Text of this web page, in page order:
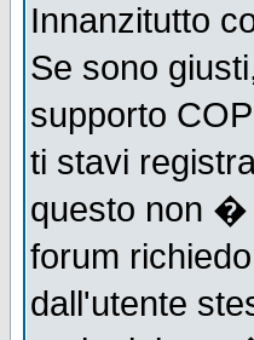
Innanzitutto
Se sono
supporto
ti stavi
questo non �
forum
dall'utente